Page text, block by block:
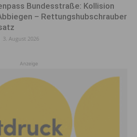
Bundesstraße: Kollision
– Rettungshubschrauber
3. August 2026
Anzeige